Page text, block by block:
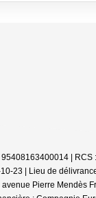
| RCS
23 | Lieu de
Pierre Mendès